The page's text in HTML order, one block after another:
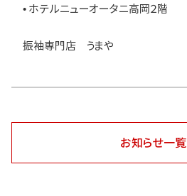
• ホテルニューオータニ高岡２階
振袖専門店 うまや
お知らせ一覧